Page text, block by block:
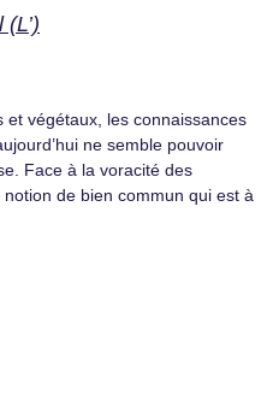
et végétaux, les connaissances
ne semble pouvoir
Face à la voracité des
de bien commun qui est à